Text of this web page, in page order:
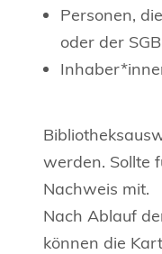
Personen,
oder der
werden. Sollte
Nachweis mit.
Nach Ablauf
können die